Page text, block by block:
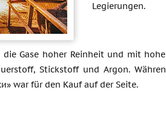
Legierungen.
Gase hoher Reinheit und mit
Stickstoff und Argon.
war für den Kauf auf der Seite.